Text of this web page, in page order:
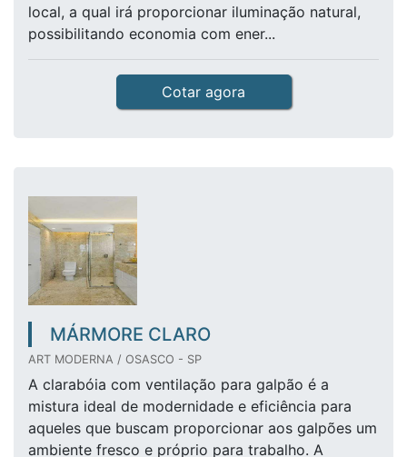
local, a qual irá proporcionar iluminação natural,
possibilitando economia com ener...
Cotar agora
MÁRMORE CLARO
ART MODERNA / OSASCO - SP
A clarabóia com ventilação para galpão é a
mistura ideal de modernidade e eficiência para
aqueles que buscam proporcionar aos galpões um
ambiente fresco e próprio para trabalho. A